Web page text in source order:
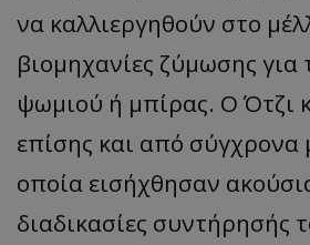
να καλλιεργηθούν στο
βιομηχανίες ζύμωσης
ψωμιού ή μπίρας. Ο Ότζι
επίσης και από σύγχρονα
οποία εισήχθησαν
διαδικασίες συντήρησής